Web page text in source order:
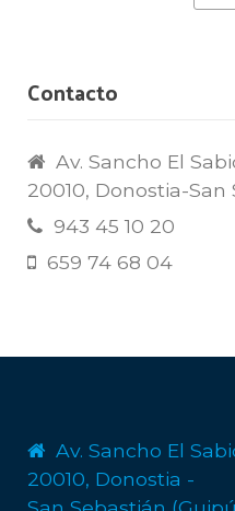
Contacto
Av. Sancho El
20010, Donostia-
943 45 10 20
659 74 68 04
Av. Sancho El
20010, Donostia -